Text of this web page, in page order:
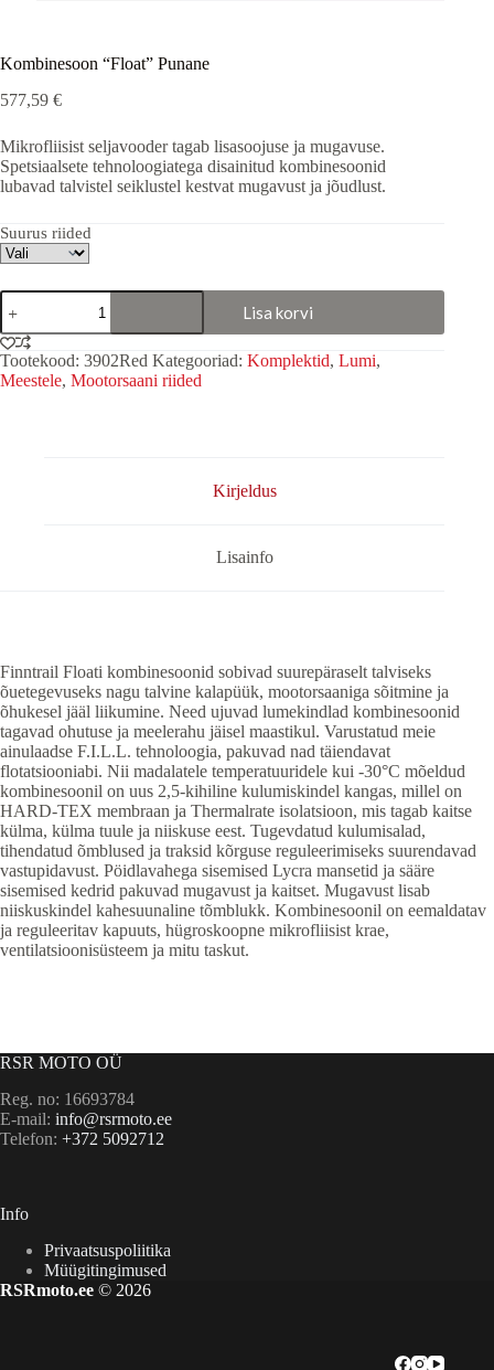
Kombinesoon “Float” Punane
577,59 €
Mikrofliisist seljavooder tagab lisasoojuse ja mugavuse.
Spetsiaalsete tehnoloogiatega disainitud kombinesoonid
lubavad talvistel seiklustel kestvat mugavust ja jõudlust.
Suurus riided
Kombinesoon
"Float"
Punane
kogus
Lisa korvi
Tootekood: 3902Red Kategooriad: Komplektid, Lumi,
Meestele, Mootorsaani riided
Kirjeldus
Lisainfo
Finntrail Floati kombinesoonid sobivad suurepäraselt talviseks
õuetegevuseks nagu talvine kalapüük, mootorsaaniga sõitmine ja
õhukesel jääl liikumine. Need ujuvad lumekindlad kombinesoonid
tagavad ohutuse ja meelerahu jäisel maastikul. Varustatud meie
ainulaadse F.I.L.L. tehnoloogia, pakuvad nad täiendavat
flotatsiooniabi. Nii madalatele temperatuuridele kui -30°C mõeldud
kombinesoonil on uus 2,5-kihiline kulumiskindel kangas, millel on
HARD-TEX membraan ja Thermalrate isolatsioon, mis tagab kaitse
külma, külma tuule ja niiskuse eest. Tugevdatud kulumisalad,
tihendatud õmblused ja traksid kõrguse reguleerimiseks suurendavad
vastupidavust. Pöidlavahega sisemised Lycra mansetid ja sääre
sisemised kedrid pakuvad mugavust ja kaitset. Mugavust lisab
niiskuskindel kahesuunaline tõmblukk. Kombinesoonil on eemaldatav
ja reguleeritav kapuuts, hügroskoopne mikrofliisist krae,
ventilatsioonisüsteem ja mitu taskut.
RSR MOTO OÜ
Reg. no: 16693784
E-mail: info@rsrmoto.ee
Telefon: +372 5092712
Info
Privaatsuspoliitika
Müügitingimused
RSRmoto.ee © 2026